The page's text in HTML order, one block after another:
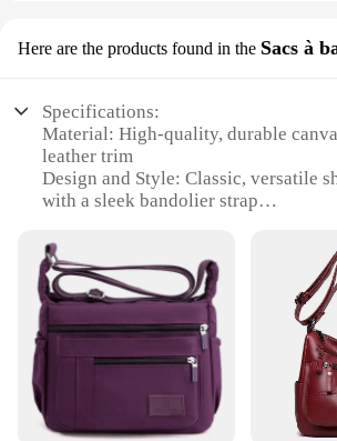
Here are the products found in the Sacs à
Specifications:
Material: High-quality, durable
leather trim
Design and Style: Classic, versatile
with a sleek bandolier strap
everyday use
Performance and Property:
spacious, with multiple compartments
organization
Shape or Size or Weight or Quantity:
dimensions (30cm x 25cm x 10cm)
manageable weight (0.8kg)
Parts and Accessories: Includes a
shoulder strap for versatile carrying